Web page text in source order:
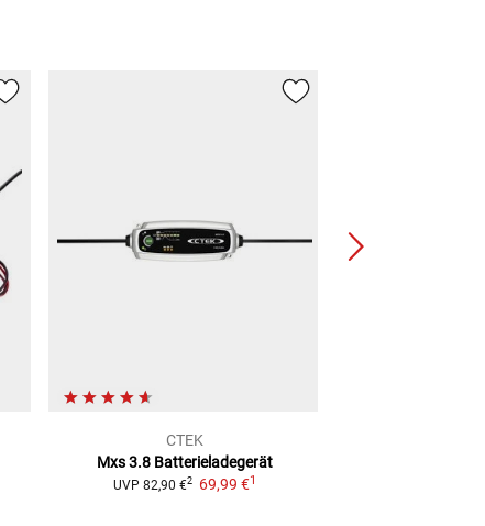
CTEK
Mxs 3.8 Batterieladegerät
UVP 82,90 €2 69,99 €1